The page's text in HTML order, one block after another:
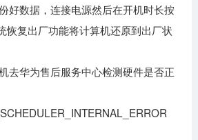
好数据，连接电源然后在开机时长按
恢复出厂功能将计算机还原到出厂状
去华为售后服务中心检测硬件是否正